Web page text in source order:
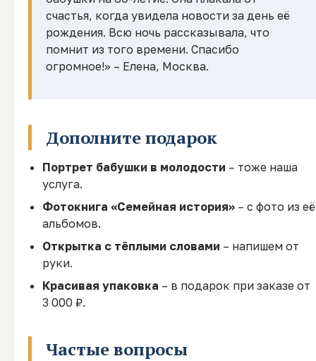
счастья, когда увидела новости за день её
рождения. Всю ночь рассказывала, что
помнит из того времени. Спасибо
огромное!» – Елена, Москва.
Дополните подарок
Портрет бабушки в молодости – тоже наша
услуга.
Фотокнига «Семейная история» – с фото из её
альбомов.
Открытка с тёплыми словами – напишем от
руки.
Красивая упаковка – в подарок при заказе от
3 000 ₽.
Частые вопросы